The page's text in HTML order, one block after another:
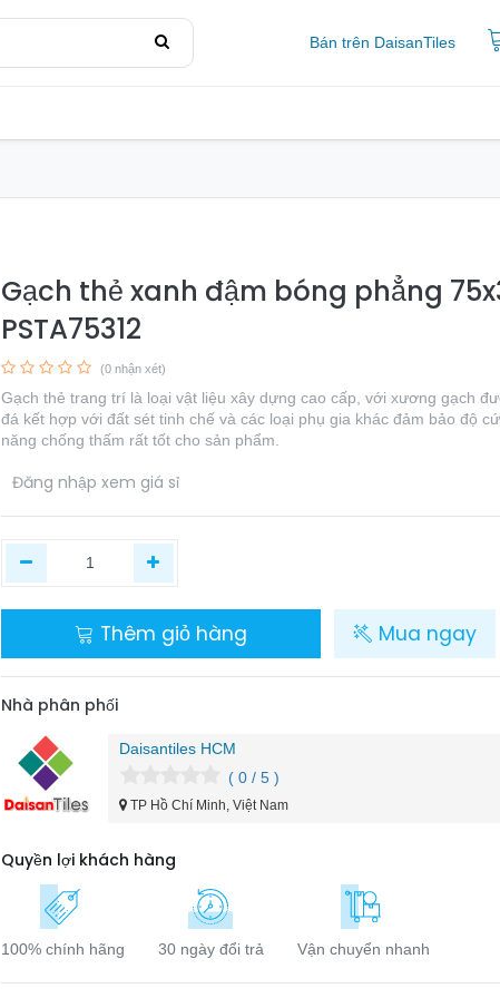
Bán trên DaisanTiles
Gạch thẻ xanh đậm bóng phẳng
PSTA75312
(0 nhận xét)
Gạch thẻ trang trí là loại vật liệu xây dựng cao cấp, với xương gạch
đá kết hợp với đất sét tinh chế và các loại phụ gia khác đảm bảo độ
năng chống thấm rất tốt cho sản phẩm.
Đăng nhập xem giá sỉ
Thêm giỏ hàng Mua ngay
Nhà phân phối
Daisantiles HCM
( 0 / 5 )
TP Hồ Chí Minh, Việt Nam
Quyền lợi khách hàng
100% chính hãng 30 ngày đổi trả Vận chuyển nhanh